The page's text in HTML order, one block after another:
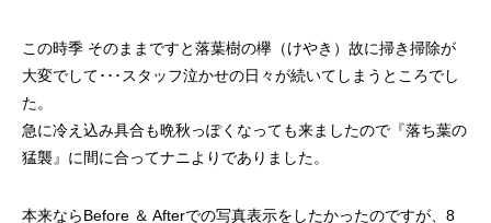
この時季 そのままですと落葉樹の欅（けやき）故に掃き掃除が
大変でして･･･スタッフ泣かせの日々が続いてしまうところでし
た。
急に冷え込み具合も晩秋っぽくなっても来ましたので『落ち葉の
猛襲』に間に合ってナニよりでありました。
本来ならBefore ＆ Afterでの写真表示をしたかったのですが、8